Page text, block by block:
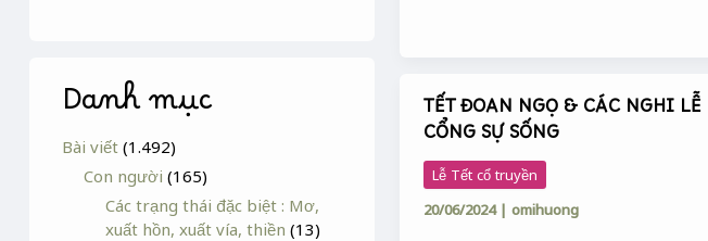
Danh mục
Bài viết (1.492)
Con người (165)
Các trạng thái đặc biệt : Mơ,
xuất hồn, xuất vía, thiền (13)
TẾT ĐOAN NGỌ & CÁC NGHI LỄ
CỔNG SỰ SỐNG
Lễ Tết cổ truyền
20/06/2024 |omihuong
TẾT
ĐOAN
NGỌ
&
CÁC